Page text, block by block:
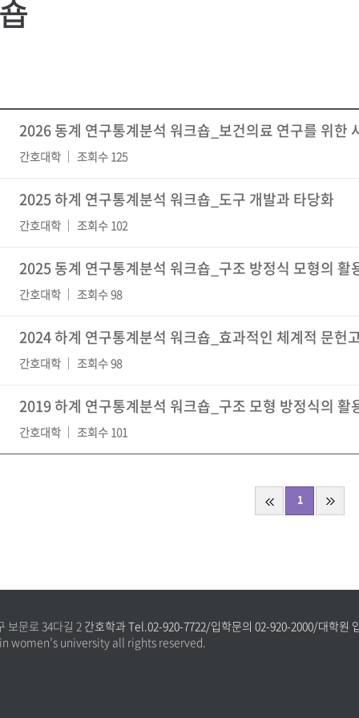
2026 동계 연구통계분석 워크숍_보건의료 연구를 위한
간호대학 조회수 125
2025 하계 연구통계분석 워크숍_도구 개발과 타당화
간호대학 조회수 102
2025 동계 연구통계분석 워크숍_구조 방정식 모형의 활
간호대학 조회수 98
2024 하계 연구통계분석 워크숍_효과적인 체계적 문
간호대학 조회수 98
2019 하계 연구통계분석 워크숍_구조 모형 방정식의 활
간호대학 조회수 101
1
보문로 34다길 2 간호학과 Tel.02-920-7722/입학문의 02-920-2000/대학원
women’s university all rights reserved.